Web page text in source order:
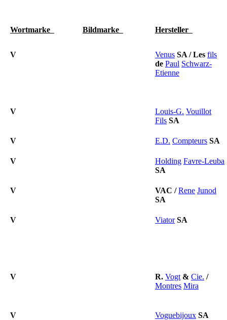
Wortmarke Bildmarke Hersteller
V Venus SA /Les fils
de Paul Schwarz-
Etienne
V Louis-G. Vouillot
Fils SA
V E.D. Compteurs SA
V Holding Favre-Leuba
SA
V VAC /Rene Junod
SA
V Viator SA
V R. Vogt & Cie. /
Montres Mira
V Voguebijoux SA